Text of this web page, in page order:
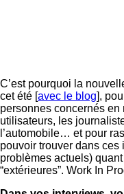
C’est pourquoi la
cet été [avec le blog],
personnes concernés en
utilisateurs, les
l’automobile… et pour
pouvoir trouver dans
problèmes actuels)
“extérieures”. Work In